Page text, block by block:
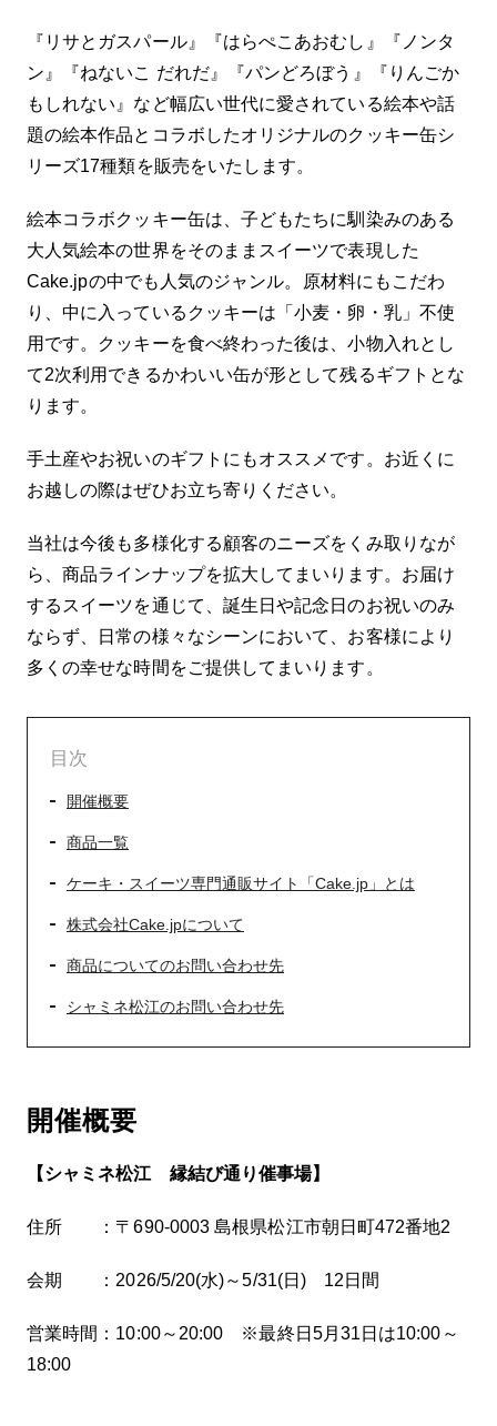
『リサとガスパール』『はらぺこあおむし』『ノンタ
ン』『ねないこ だれだ』『パンどろぼう』『りんごか
もしれない』など幅広い世代に愛されている絵本や話
題の絵本作品とコラボしたオリジナルのクッキー缶シ
リーズ17種類を販売をいたします。
絵本コラボクッキー缶は、子どもたちに馴染みのある
大人気絵本の世界をそのままスイーツで表現した
Cake.jpの中でも人気のジャンル。原材料にもこだわ
り、中に入っているクッキーは「小麦・卵・乳」不使
用です。クッキーを食べ終わった後は、小物入れとし
て2次利用できるかわいい缶が形として残るギフトとな
ります。
手土産やお祝いのギフトにもオススメです。お近くに
お越しの際はぜひお立ち寄りください。
当社は今後も多様化する顧客のニーズをくみ取りなが
ら、商品ラインナップを拡大してまいります。お届け
するスイーツを通じて、誕生日や記念日のお祝いのみ
ならず、日常の様々なシーンにおいて、お客様により
多くの幸せな時間をご提供してまいります。
目次
開催概要
商品一覧
ケーキ・スイーツ専門通販サイト「Cake.jp」とは
株式会社Cake.jpについて
商品についてのお問い合わせ先
シャミネ松江のお問い合わせ先
開催概要
【シャミネ松江 縁結び通り催事場】
住所 ：〒690-0003 島根県松江市朝日町472番地2
会期 ：2026/5/20(水)～5/31(日) 12日間
営業時間：10:00～20:00 ※最終日5月31日は10:00～
18:00